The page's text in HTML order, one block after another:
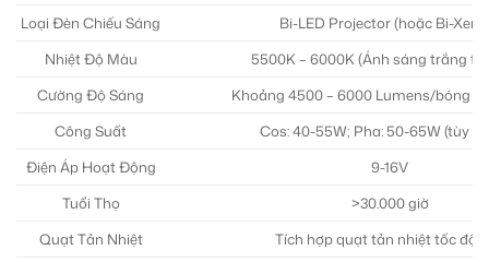
Loại Đèn Chiếu Sáng
Bi-LED Projector (hoặc Bi-
Nhiệt Độ Màu
5500K – 6000K (Ánh sáng trắng tự
Cường Độ Sáng
Khoảng 4500 – 6000 Lumens/bóng
Công Suất
Cos: 40-55W; Pha: 50-65W (tùy
Điện Áp Hoạt Động
9-16V
Tuổi Thọ
>30.000 giờ
Quạt Tản Nhiệt
Tích hợp quạt tản nhiệt tốc độ